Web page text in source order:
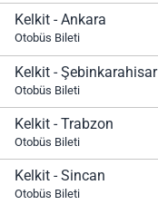
Kelkit - Ankara
Otobüs Bileti
Kelkit - Şebinkarahisar
Otobüs Bileti
Kelkit - Trabzon
Otobüs Bileti
Kelkit - Sincan
Otobüs Bileti